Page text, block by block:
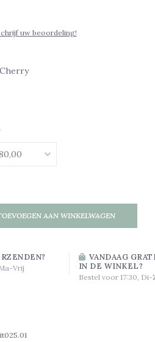
uw beoordeling!
AAN WINKELWAGEN
Vrij
VANDAAG
IN DE WINKEL?
Bestel voor 17:30, Di-
it025.01